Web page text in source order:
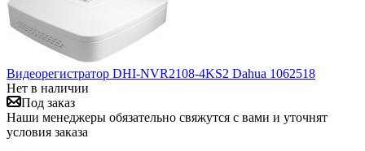
Видеорегистратор DHI-NVR2108-4KS2 Dahua 1062518
Нет в наличии
Под заказ
Наши менеджеры обязательно свяжутся с вами и уточнят
условия заказа